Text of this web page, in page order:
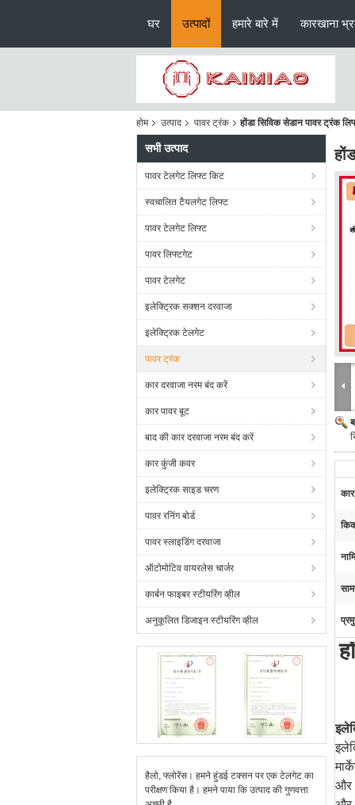
घर उत्पादों हमारे बारे में कारखाना
होम उत्पाद पावर ट्रंक होंडा सिविक सेडान पावर ट्रंक
सभी उत्पाद
पावर टेलगेट लिफ्ट किट
स्वचालित टैयलगेट लिफ्ट
पावर टेलगेट लिफ्ट
पावर लिफ्टगेट
पावर टेलगेट
इलेक्ट्रिक सक्शन दरवाजा
इलेक्ट्रिक टेलगेट
पावर ट्रंक
कार दरवाजा नरम बंद करें
कार पावर बूट
बाद की कार दरवाजा नरम बंद करें
कार कुंजी कवर
इलेक्ट्रिक साइड चरण
पावर रनिंग बोर्ड
पावर स्लाइडिंग दरवाजा
ऑटोमोटिव वायरलेस चार्जर
कार्बन फाइबर स्टीयरिंग व्हील
अनुकूलित डिजाइन स्टीयरिंग व्हील
हैलो, फ्लोरेंस। हमने हुंडई टक्सन पर एक टेलगेट का
परीक्षण किया है। हमने पाया कि उत्पाद की गुणवत्ता
और